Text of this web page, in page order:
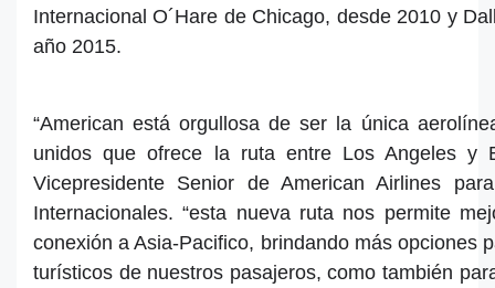
Internacional O´Hare de Chicago, desde 2010 y
año 2015.
“American está orgullosa de ser la única
unidos que ofrece la ruta entre Los Angeles y
Vicepresidente Senior de American Airlines
Internacionales. “esta nueva ruta nos permite
conexión a Asia-Pacifico, brindando más opciones
turísticos de nuestros pasajeros, como también